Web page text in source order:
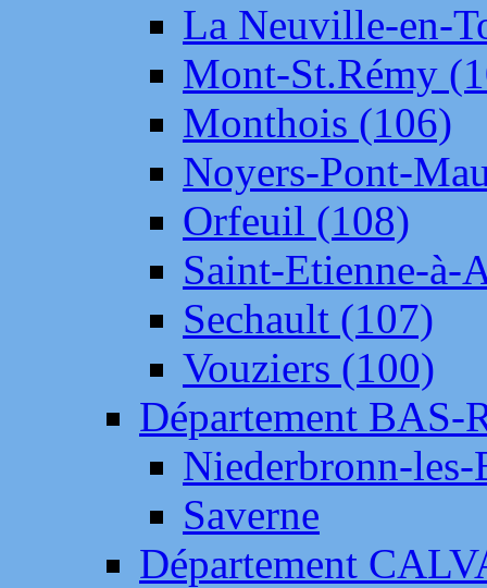
La Neuville-en-
Mont-St.Rémy
Monthois (106)
Noyers-Pont-
Orfeuil (108)
Saint-Etienne-à-
Sechault (107)
Vouziers (100)
Département BAS-
Niederbronn-
Saverne
Département